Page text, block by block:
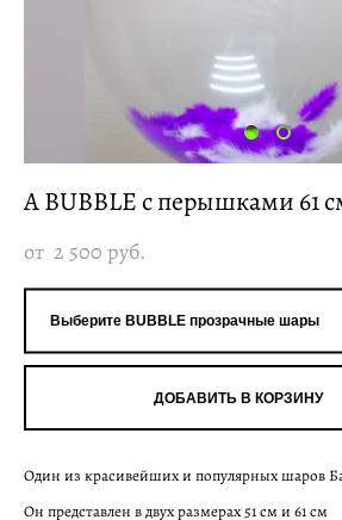
А BUBBLE с перышками 61
от 2 500 pуб.
Выберите BUBBLE прозрачные шары
ДОБАВИТЬ В КОРЗИНУ
Один из красивейших и популярных шаров
Он представлен в двух размерах 51 см и 61 см